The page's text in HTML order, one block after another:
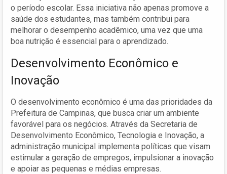
o período escolar. Essa iniciativa não apenas promove a
saúde dos estudantes, mas também contribui para
melhorar o desempenho acadêmico, uma vez que uma
boa nutrição é essencial para o aprendizado.
Desenvolvimento Econômico e
Inovação
O desenvolvimento econômico é uma das prioridades da
Prefeitura de Campinas, que busca criar um ambiente
favorável para os negócios. Através da Secretaria de
Desenvolvimento Econômico, Tecnologia e Inovação, a
administração municipal implementa políticas que visam
estimular a geração de empregos, impulsionar a inovação
e apoiar as pequenas e médias empresas.